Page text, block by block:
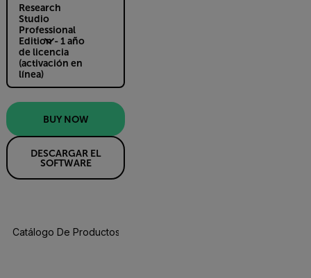
Research
Studio
Professional
Edition - 1 año
de licencia
(activación en
línea)
BUY NOW
DESCARGAR EL
SOFTWARE
Catálogo De Productos